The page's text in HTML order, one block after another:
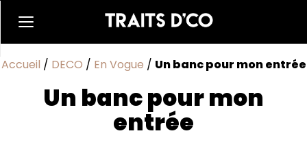
Accueil / DECO / En Vogue / Un banc pour mon entrée
Un banc pour mon
entrée